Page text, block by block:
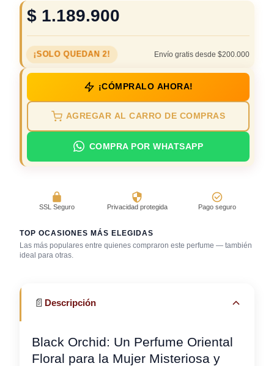
$ 1.189.900
¡SOLO QUEDAN 2! Envío gratis desde $200.000
¡CÓMPRALO AHORA!
AGREGAR AL CARRO DE COMPRAS
COMPRA POR WHATSAPP
SSL Seguro Privacidad protegida Pago seguro
TOP OCASIONES MÁS ELEGIDAS
Las más populares entre quienes compraron este perfume — también
ideal para otras.
Discoteca / rumba
📄 Descripción
Black Orchid: Un Perfume Oriental
Floral para la Mujer Misteriosa y